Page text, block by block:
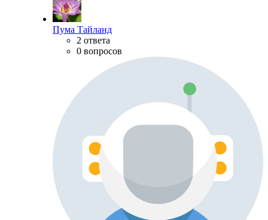
Пума Тайланд
2 ответа
0 вопросов